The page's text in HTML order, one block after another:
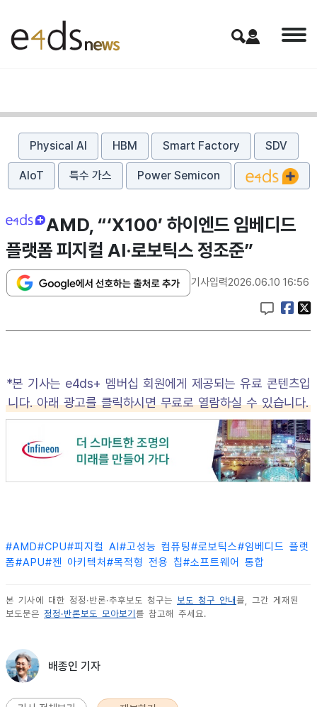
Physical AI HBM Smart Factory SDV
AIoT 특수 가스 Power Semicon
AMD, “‘X100’ 하이엔드 임베디드
플랫폼 피지컬 AI·로보틱스 정조준”
기사입력2026.06.10 16:56
*본 기사는 e4ds+ 멤버십 회원에게 제공되는 유료 콘텐츠입
니다. 아래 광고를 클릭하시면 무료로 열람하실 수 있습니다.
#AMD#CPU#피지컬 AI#고성능 컴퓨팅#로보틱스#임베디드 플랫
폼#APU#젠 아키텍처 #목적형 전용 칩#소프트웨어 통합
본 기사에 대한 정정·반론·추후보도 청구는 보도 청구 안내 를, 그간 게재된
보도문은 정정·반론보도 모아보기 를 참고해 주세요.
배종인 기자